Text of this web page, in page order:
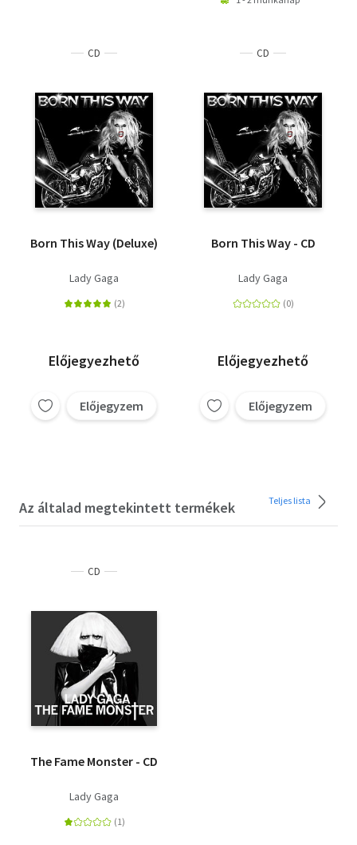
CD
Born This Way (Deluxe)
Lady Gaga
Előjegyezhető
Előjegyzem
CD
Born This Way - CD
Lady Gaga
Előjegyezhető
Előjegyzem
Az általad megtekintett termékek Teljes lista
CD
The Fame Monster - CD
Lady Gaga